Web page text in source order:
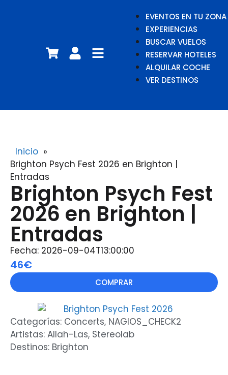
EVENTOS EN TU ZONA
EXPERIENCIAS
BUSCAR VUELOS
RESERVAR HOTELES
ALQUILAR COCHE
VER DESTINOS
Inicio »
Brighton Psych Fest 2026 en Brighton |
Entradas
Brighton Psych Fest
2026 en Brighton |
Entradas
Fecha: 2026-09-04T13:00:00
46€
COMPRAR
Categorías: Concerts, NAGIOS_CHECK2
Artistas: Allah-Las, Stereolab
Destinos: Brighton